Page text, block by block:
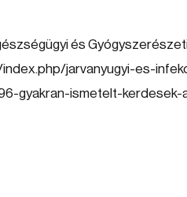
és
jarvanyugyi-es-
gyakran-ismetelt-kerdesek-